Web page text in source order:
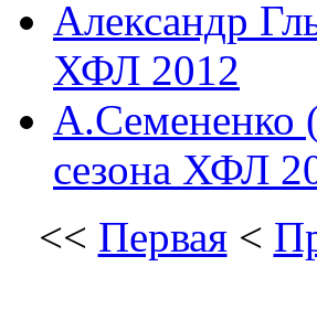
Александр
ХФЛ 2012
А.Семененко
сезона ХФЛ
<< Первая<